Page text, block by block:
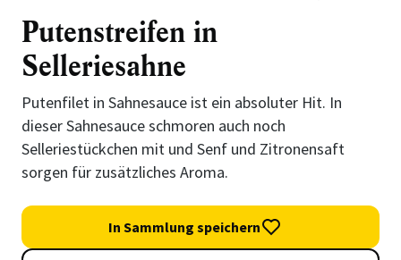
Putenstreifen in
Selleriesahne
Putenfilet in Sahnesauce ist ein absoluter Hit. In
dieser Sahnesauce schmoren auch noch
Selleriestückchen mit und Senf und Zitronensaft
sorgen für zusätzliches Aroma.
In Sammlung speichern